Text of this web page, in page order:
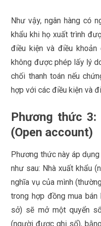
Như vậy, ngân hàng có
khẩu khi họ xuất trình
điều kiện và điều khoản
không được phép lấy lý
chối thanh toán nếu
hợp với các điều kiện và
Phương thức
(Open account)
Phương thức này áp
như sau: Nhà xuất khẩu
nghĩa vụ của mình
trong hợp đồng mua
sở) sẽ mở một quyển
(người được ghi sổ),